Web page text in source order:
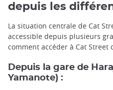
depuis les
La situation centrale de Cat
accessible depuis plusieurs
comment accéder à Cat
Depuis la gare de
Yamanote) :